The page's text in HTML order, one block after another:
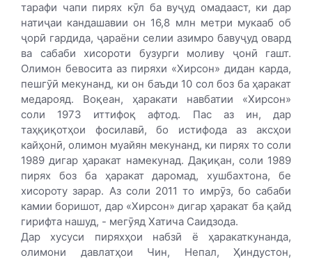
тарафи чапи пирях кӯл ба вуҷуд омадааст, ки дар
натиҷаи кандашавии он 16,8 млн метри мукааб об
ҷорӣ гардида, ҷараёни селии азимро бавуҷуд овард
ва сабаби хисороти бузурги моливу ҷонӣ гашт.
Олимон бевосита аз пиряхи «Хирсон» дидан карда,
пешгӯӣ мекунанд, ки он баъди 10 сол боз ба ҳаракат
медарояд. Воқеан, ҳаракати навбатии «Хирсон»
соли 1973 иттифоқ афтод. Пас аз ин, дар
таҳқиқотҳои фосилавӣ, бо истифода аз аксҳои
кайҳонӣ, олимон муайян мекунанд, ки пирях то соли
1989 дигар ҳаракат намекунад. Дақиқан, соли 1989
пирях боз ба ҳаракат даромад, хушбахтона, бе
хисороту зарар. Аз соли 2011 то имрӯз, бо сабаби
камии боришот, дар «Хирсон» дигар ҳаракат ба қайд
гирифта нашуд, - мегӯяд Хатича Саидзода.
Дар хусуси пиряхҳои набзӣ ё ҳаракаткунанда,
олимони давлатҳои Чин, Непал, Ҳиндустон,